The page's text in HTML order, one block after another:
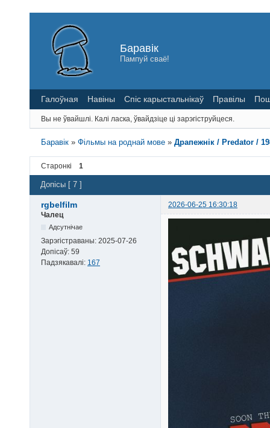
Баравік
Пампуй сваё!
Галоўная Навіны Спіс карыстальнікаў Правілы
Вы не ўвайшлі. Калі ласка, ўвайдзіце ці зарэгіструйцеся.
Баравік »Фільмы на роднай мове »Драпежнік / Predator /
Старонкі 1
Допісы [ 7 ]
rgbelfilm
2026-06-25 16:30:18
Чалец
Адсутнічае
Зарэгістраваны: 2025-07-26
Допісаў: 59
Падзякавалі: 167